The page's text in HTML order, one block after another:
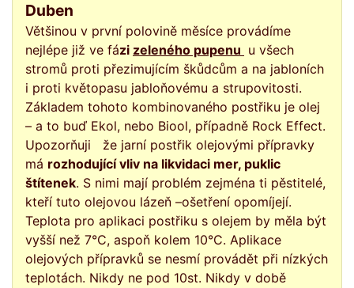
Duben
Většinou v první polovině měsíce provádíme
nejlépe již ve fázi zeleného pupenu u všech
stromů proti přezimujícím škůdcům a na jabloních
i proti květopasu jabloňovému a strupovitosti.
Základem tohoto kombinovaného postřiku je olej
– a to buď Ekol, nebo Biool, případně Rock Effect.
Upozorňuji že jarní postřik olejovými přípravky
má rozhodující vliv na likvidaci mer, puklic
štítenek. S nimi mají problém zejména ti pěstitelé,
kteří tuto olejovou lázeň –ošetření opomíjejí.
Teplota pro aplikaci postřiku s olejem by měla být
vyšší než 7°C, aspoň kolem 10°C. Aplikace
olejových přípravků se nesmí provádět při nízkých
teplotách. Nikdy ne pod 10st. Nikdy v době